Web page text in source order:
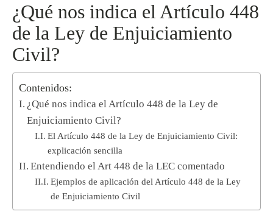
¿Qué nos indica el Artículo 448
de la Ley de Enjuiciamiento
Civil?
Contenidos:
¿Qué nos indica el Artículo 448 de la Ley de
Enjuiciamiento Civil?
El Artículo 448 de la Ley de Enjuiciamiento Civil:
explicación sencilla
Entendiendo el Art 448 de la LEC comentado
Ejemplos de aplicación del Artículo 448 de la Ley
de Enjuiciamiento Civil